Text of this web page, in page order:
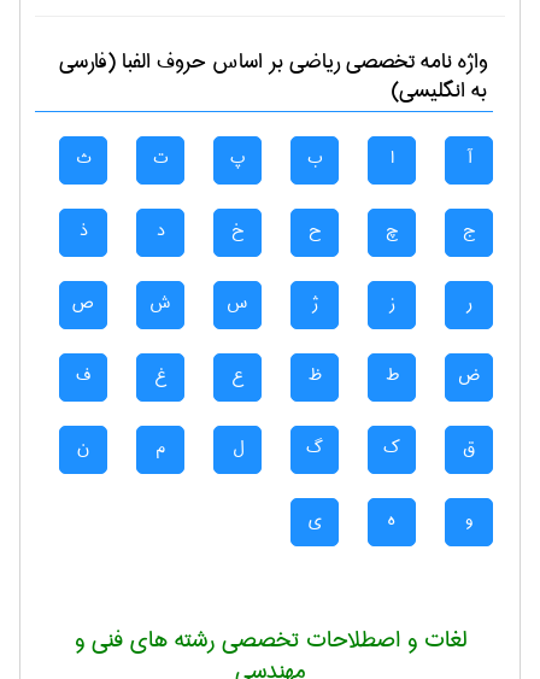
واژه نامه تخصصیرياضیبر اساس حروف الفبا (فارسی
به انگلیسی)
آ ا ب پ ت ث
ج چ ح خ د ذ
ر ز ژ س ش ص
ض ط ظ ع غ ف
ق ک گ ل م ن
و ه ی
لغات و اصطلاحات تخصصی رشته های فنی و